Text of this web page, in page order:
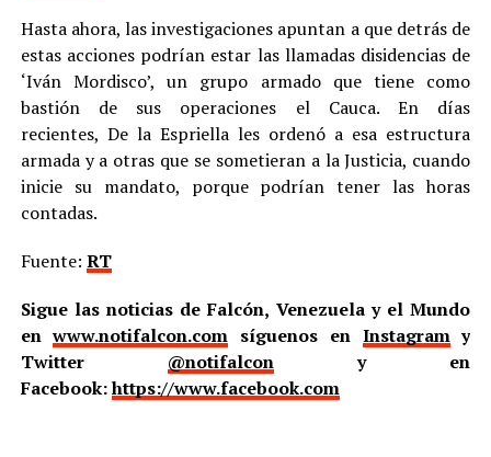
Hasta ahora, las investigaciones apuntan a que detrás de
estas acciones podrían estar las llamadas disidencias de
‘Iván Mordisco’, un grupo armado que tiene como
bastión de sus operaciones el Cauca. En días
recientes, De la Espriella les ordenó a esa estructura
armada y a otras que se sometieran a la Justicia, cuando
inicie su mandato, porque podrían tener las horas
contadas.
Fuente: RT
Sigue las noticias de Falcón, Venezuela y el Mundo
enwww.notifalcon.com síguenos en Instagramy
Twitter @notifalcony en
Facebook:https://www.facebook.com